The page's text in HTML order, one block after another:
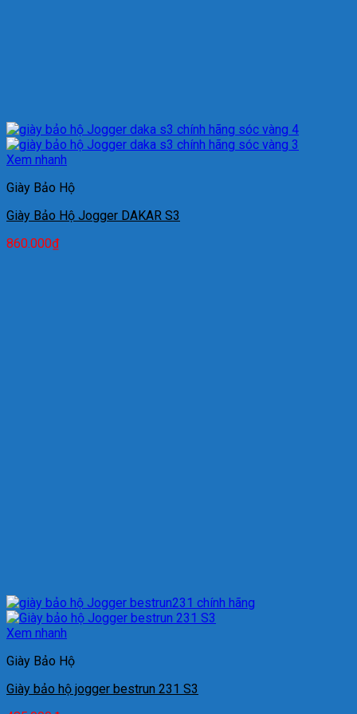
Xem nhanh
Giày Bảo Hộ
Giày Bảo Hộ Jogger DAKAR S3
860.000₫
Xem nhanh
Giày Bảo Hộ
Giày bảo hộ jogger bestrun 231 S3